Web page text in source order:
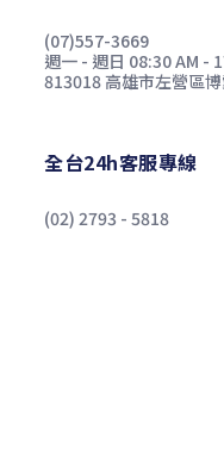
(07)557-3669
週一 - 週日 08:30 AM -
813018 高雄市左營區
全台24h客服專線
(02) 2793 - 5818